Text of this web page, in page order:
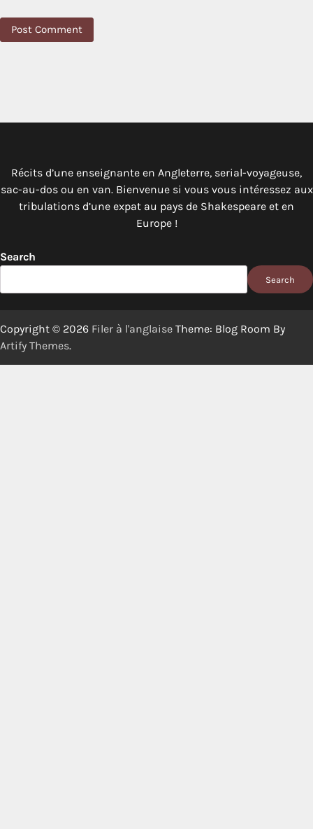
Récits d’une enseignante en Angleterre, serial-voyageuse,
sac-au-dos ou en van. Bienvenue si vous vous intéressez aux
tribulations d’une expat au pays de Shakespeare et en
Europe !
Search
Search
Copyright © 2026 Filer à l'anglaise Theme: Blog Room By
Artify Themes.